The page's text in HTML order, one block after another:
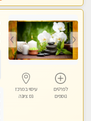
לפרטים
נוספים
עיסוי במרכז
נס ציונה